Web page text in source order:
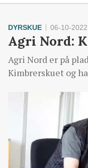
DYRSKUE 06-10-
Agri Nord:
Agri Nord er på
Kimbrerskuet og